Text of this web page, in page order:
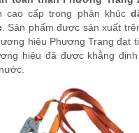
cao cấp trong phân khúc
. Sản phẩm được sản xuất
hiệu Phương Trang đạt
hiệu đã được khẳng